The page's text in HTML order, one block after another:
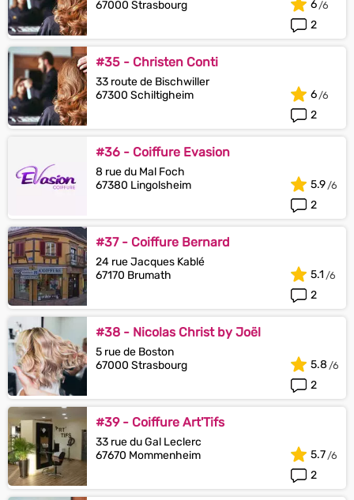
67000 Strasbourg
2
6
#35 - Christen Conti
33 route de Bischwiller
67300 Schiltigheim
2
6
#36 - Coiffure Evasion
8 rue du Mal Foch
67380 Lingolsheim
2
5.9
#37 - Coiffure Bernard
24 rue Jacques Kablé
67170 Brumath
2
5.1
#38 - Nicolas Christ by Joël
5 rue de Boston
67000 Strasbourg
2
5.8
#39 - Coiffure Art'Tifs
33 rue du Gal Leclerc
67670 Mommenheim
2
5.7